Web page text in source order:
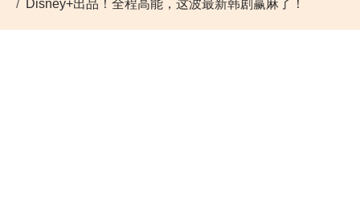
Disney+出品！全程高能，这波最新韩剧赢麻了！